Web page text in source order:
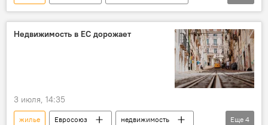
плата
Недвижимость в ЕС дорожает
3 июля, 14:35
жилье Евросоюз
недвижимость
Еще 4